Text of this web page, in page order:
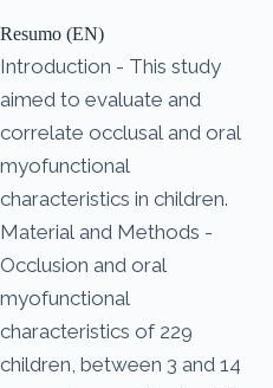
Resumo (EN)
Introduction - This study
aimed to evaluate and
correlate occlusal and oral
myofunctional
characteristics in children.
Material and Methods -
Occlusion and oral
myofunctional
characteristics of 229
children, between 3 and 14